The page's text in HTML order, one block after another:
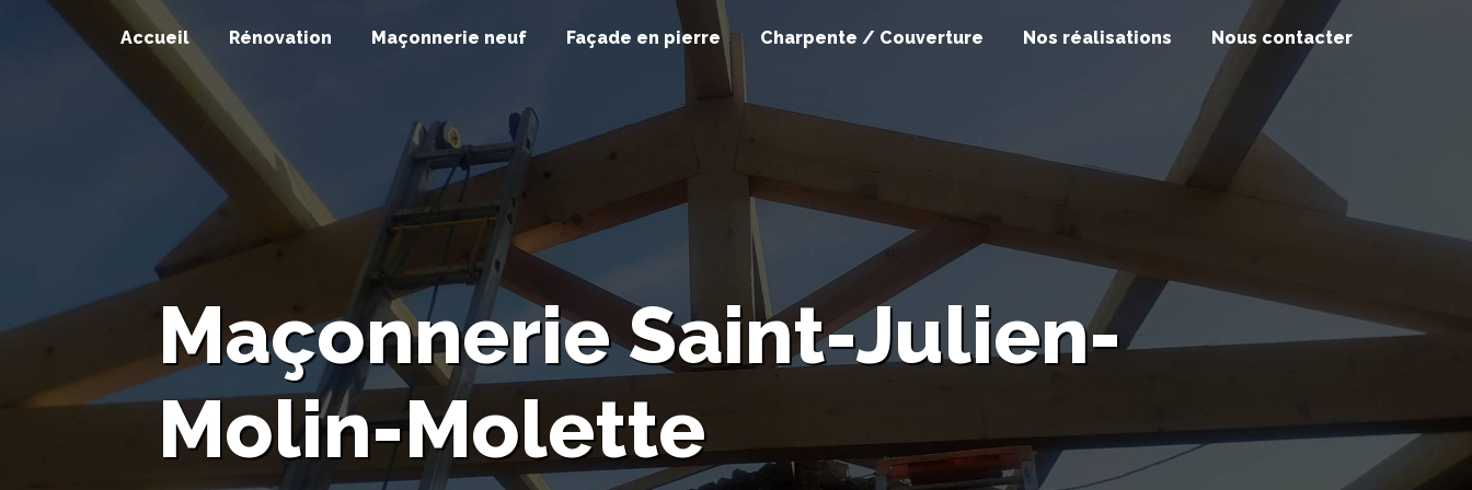
Accueil Rénovation Maçonnerie neuf Façade en pierre Charpente / Couverture Nos réalisations Nous contacter
Maçonnerie Saint-Julien-
Molin-Molette
Panneau de gestion des cookies